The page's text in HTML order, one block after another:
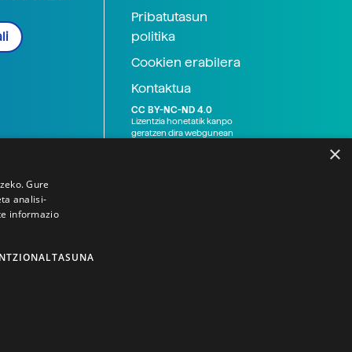
Pribatutasun
politika
Cookien erabilera
Kontaktua
CC BY-NC-ND 4.0
Lizentzia honetatik kanpo
geratzen dira webgunean
×
Gure
analisi-
informazio